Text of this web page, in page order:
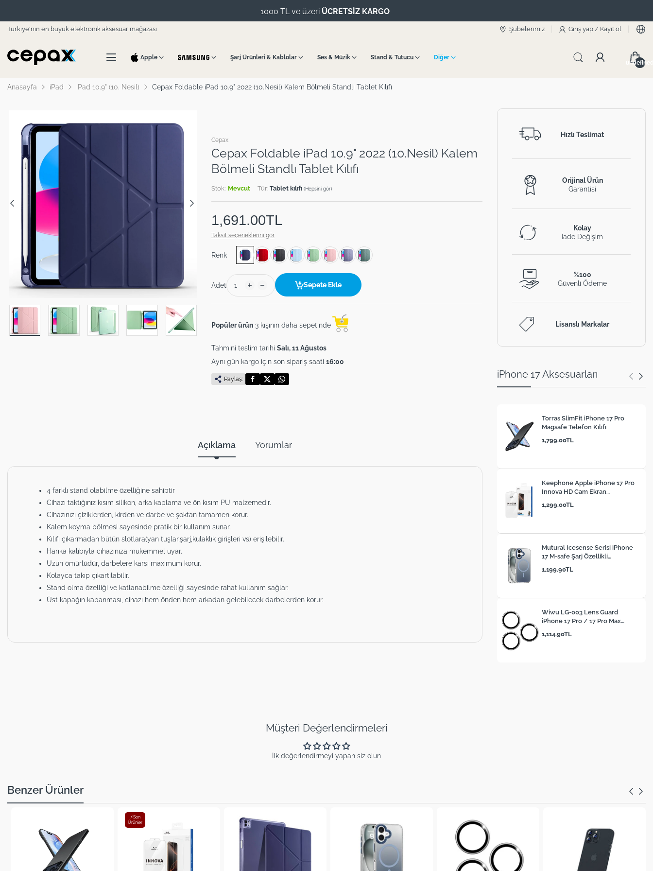
1000 TL ve üzeri ÜCRETSİZ KARGO
Türkiye'nin en büyük elektronik aksesuar mağazası Şubelerimiz Giriş yap / Kayıt ol
Apple Şarj Ürünleri & Kablolar Ses & Müzik Stand & Tutucu Diğer
Anasayfa iPad iPad 10.9" (10. Nesil) Cepax Foldable iPad 10.9" 2022 (10.Nesil) Kalem Bölmeli Standlı Tablet Kılıfı
Cepax
Cepax Foldable iPad 10.9" 2022 (10.Nesil) Kalem
Bölmeli Standlı Tablet Kılıfı
Stok: Mevcut Tür: Tablet kılıfı (Hepsini gör)
1,691.00TL
Taksit seçeneklerini gör
Renk
Adet Sepete Ekle
Popüler ürün 3 kişinin daha sepetinde
Tahmini teslim tarihi Salı, 11 Ağustos
Aynı gün kargo için son sipariş saati 16:00
Paylaş:
Açıklama Yorumlar
4 farklı stand olabilme özelliğine sahiptir
Cihazı taktığınız kısım silikon, arka kaplama ve ön kısım PU malzemedir.
Cihazınızı çiziklerden, kirden ve darbe ve şoktan tamamen korur.
Kalem koyma bölmesi sayesinde pratik bir kullanım sunar.
Kılıfı çıkarmadan bütün slotlara(yan tuşlar,şarj,kulaklık girişleri vs) erişilebilir.
Harika kalıbıyla cihazınıza mükemmel uyar.
Uzun ömürlüdür, darbelere karşı maximum korur.
Kolayca takıp çıkartılabilir.
Stand olma özelliği ve katlanabilme özelliği sayesinde rahat kullanım sağlar.
Üst kapağın kapanması, cihazı hem önden hem arkadan gelebilecek darbelerden korur.
Hızlı Teslimat
Orijinal Ürün
Garantisi
Kolay
İade Değişim
%100
Güvenli Ödeme
Lisanslı Markalar
iPhone 17 Aksesuarları
Torras SlimFit iPhone 17 Pro
Magsafe Telefon Kılıfı
1,799.00TL
Keephone Apple iPhone 17 Pro
Innova HD Cam Ekran
1,299.00TL
Mutural Icesense Serisi iPhone
17 M-safe Şarj Özellikli
Telefon Kılıfı
1,199.90TL
Wiwu LG-003 Lens Guard
iPhone 17 Pro / 17 Pro Max
Kamera Lens Koruyucu
1,114.90TL
Müşteri Değerlendirmeleri
İlk değerlendirmeyi yapan siz olun
Benzer Ürünler